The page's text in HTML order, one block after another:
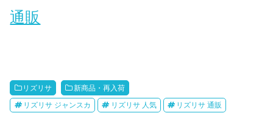
通販
リズリサ 新商品・再入荷
リズリサ ジャンスカ リズリサ 人気 リズリサ 通販